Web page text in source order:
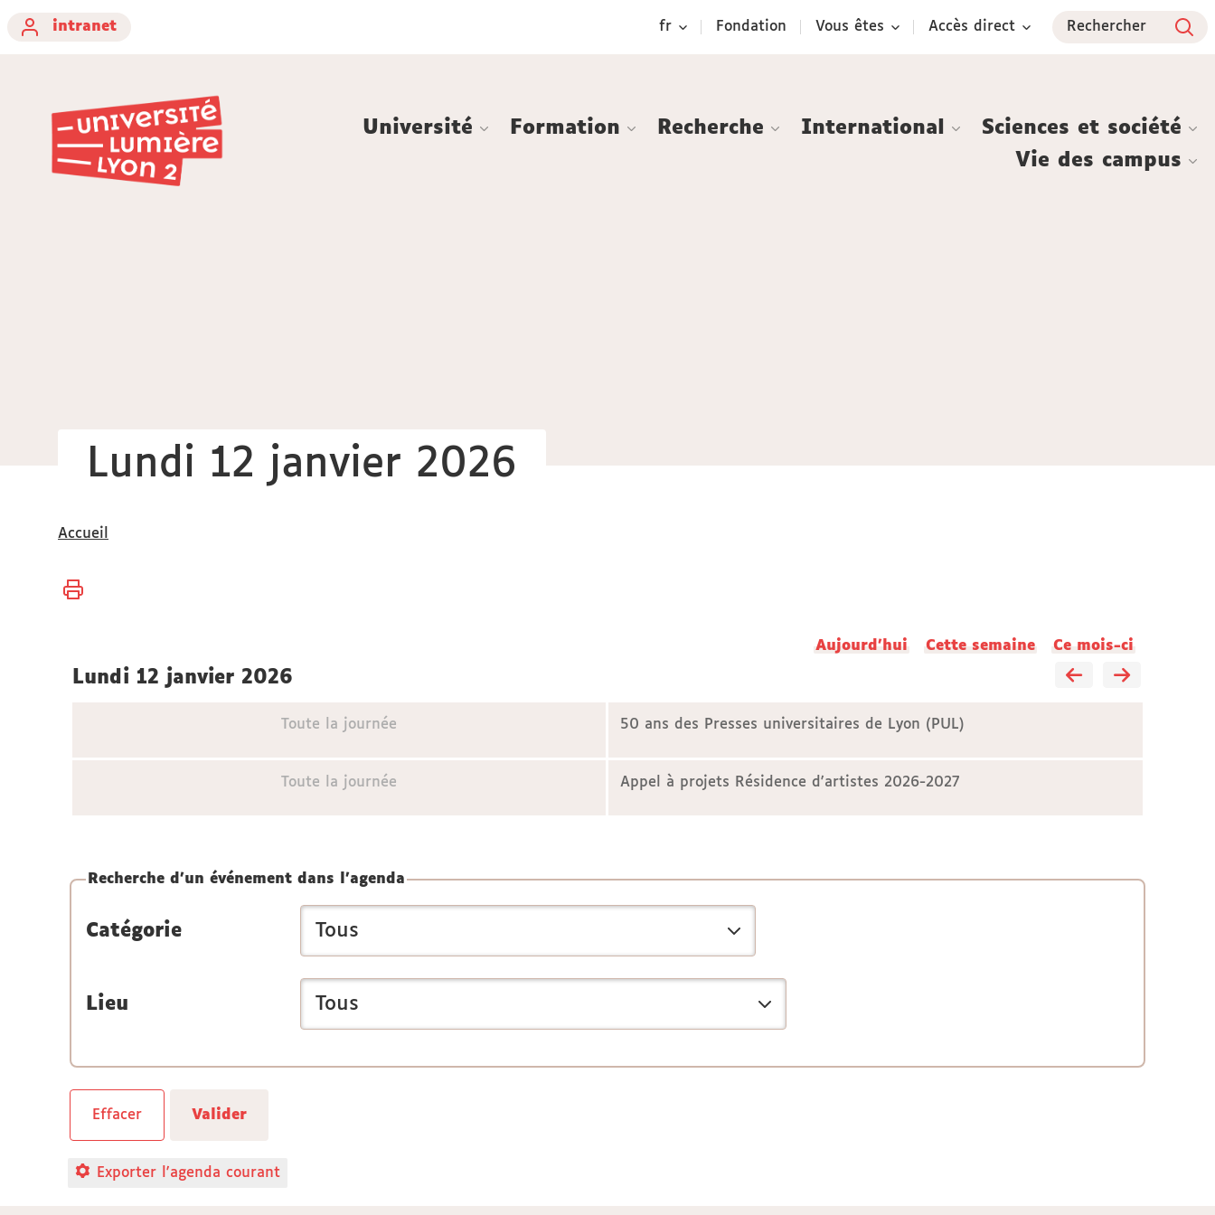
intranet
fr Fondation Vous êtes Accès direct Rechercher
Université Formation Recherche International
Sciences et société
Vie des campus
Lundi 12 janvier 2026
Vous
ici :
Accueil
Aujourd'hui Cette semaine Ce mois-ci
lundi 12 janvier 2026
Toute la journée 50 ans des Presses universitaires de Lyon (PUL)
Toute la journée Appel à projets Résidence d'artistes 2026-2027
Recherche d'un événement dans l'agenda
Catégorie
Lieu
Exporter l'agenda courant